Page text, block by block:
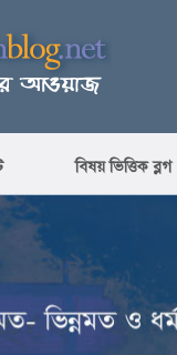
বিষয় ভিত্তিক ব্লগ